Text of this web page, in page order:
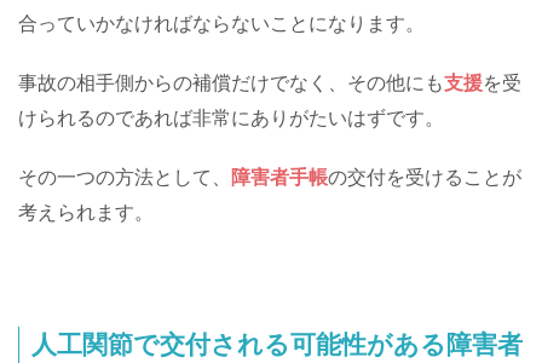
合っていかなければならないことになります。
事故の相手側からの補償だけでなく、その他にも支援を受
けられるのであれば非常にありがたいはずです。
その一つの方法として、 障害者手帳の交付を受けることが
考えられます。
人工関節で交付される可能性がある障害者